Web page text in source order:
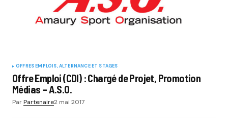
OFFRES EMPLOIS, ALTERNANCE ET STAGES
Offre Emploi (CDI) : Chargé de Projet, Promotion
Médias – A.S.O.
ParPartenaire2 mai 2017